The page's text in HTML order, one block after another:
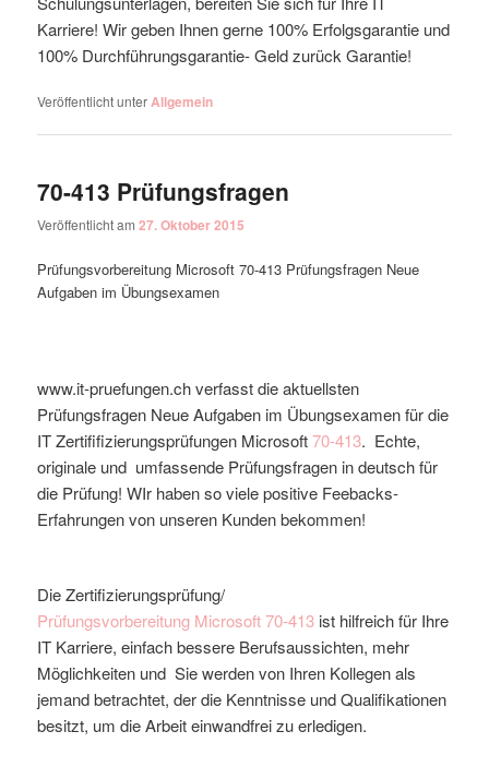
Karriere! Wir geben Ihnen gerne 100% Erfolgsgarantie und
100% Durchführungsgarantie- Geld zurück Garantie!
Veröffentlicht unterAllgemein
70-413 Prüfungsfragen
Veröffentlicht am27. Oktober 2015
Prüfungsvorbereitung Microsoft 70-413 Prüfungsfragen Neue
Aufgaben im Übungsexamen
www.it-pruefungen.ch verfasst die aktuellsten
Prüfungsfragen Neue Aufgaben im Übungsexamen für die
IT Zertififizierungsprüfungen Microsoft70-413. Echte,
originale und umfassende Prüfungsfragen in deutsch für
die Prüfung! WIr haben so viele positive Feebacks-
Erfahrungen von unseren Kunden bekommen!
Die Zertifizierungsprüfung/
Prüfungsvorbereitung Microsoft70-413 ist hilfreich für Ihre
IT Karriere, einfach bessere Berufsaussichten, mehr
Möglichkeiten und Sie werden von Ihren Kollegen als
jemand betrachtet, der die Kenntnisse und Qualifikationen
besitzt, um die Arbeit einwandfrei zu erledigen.